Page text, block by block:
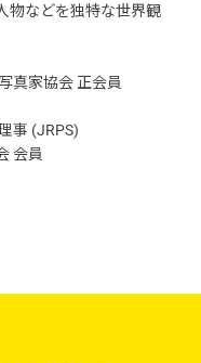
物などを独特な世界観
真家協会 正会員
事 (JRPS)
会員